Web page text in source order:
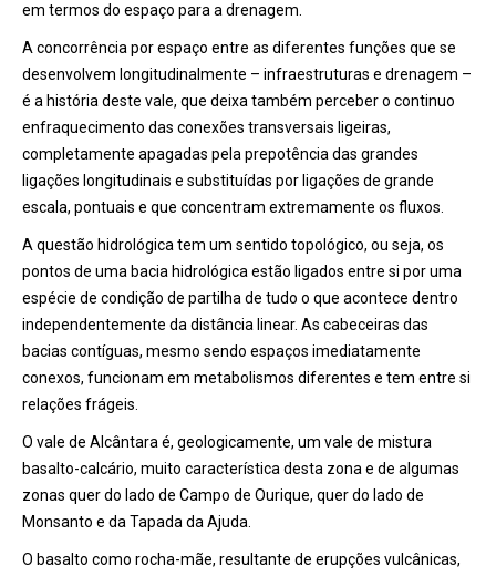
em termos do espaço para a drenagem.
A concorrência por espaço entre as diferentes funções que se
desenvolvem longitudinalmente – infraestruturas e drenagem –
é a história deste vale, que deixa também perceber o continuo
enfraquecimento das conexões transversais ligeiras,
completamente apagadas pela prepotência das grandes
ligações longitudinais e substituídas por ligações de grande
escala, pontuais e que concentram extremamente os fluxos.
A questão hidrológica tem um sentido topológico, ou seja, os
pontos de uma bacia hidrológica estão ligados entre si por uma
espécie de condição de partilha de tudo o que acontece dentro
independentemente da distância linear. As cabeceiras das
bacias contíguas, mesmo sendo espaços imediatamente
conexos, funcionam em metabolismos diferentes e tem entre si
relações frágeis.
O vale de Alcântara é, geologicamente, um vale de mistura
basalto-calcário, muito característica desta zona e de algumas
zonas quer do lado de Campo de Ourique, quer do lado de
Monsanto e da Tapada da Ajuda.
O basalto como rocha-mãe, resultante de erupções vulcânicas,